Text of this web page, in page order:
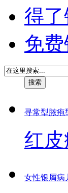
得
免
寻常型脓疱
红皮
女性银屑病